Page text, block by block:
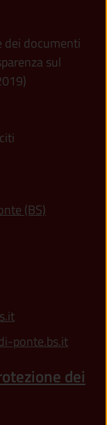
dei documenti
sul
(BS)
ponte.bs.it
dei